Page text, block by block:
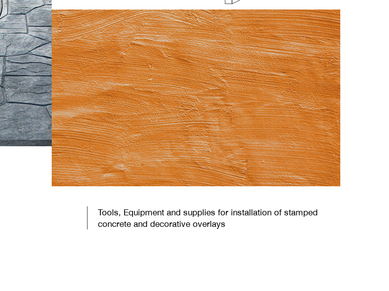
Tools, Equipment and supplies for installation of stamped
concrete and decorative overlays